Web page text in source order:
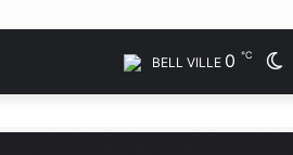
BELL VILLE 0 ℃